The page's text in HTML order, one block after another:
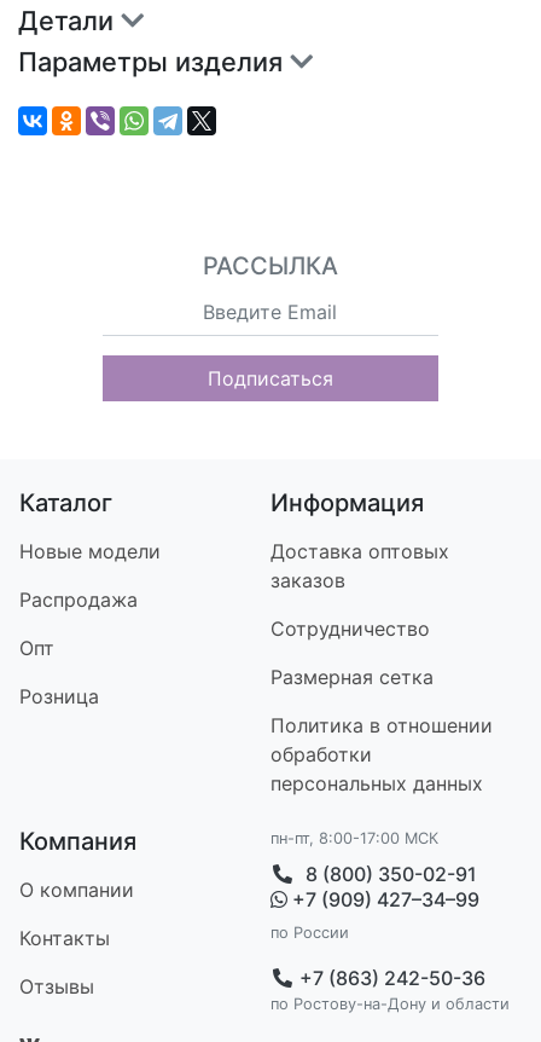
Детали
Параметры изделия
РАССЫЛКА
Подписаться
Каталог
Новые модели
Распродажа
Опт
Розница
Информация
Доставка оптовых
заказов
Сотрудничество
Размерная сетка
Политика в отношении
обработки
персональных данных
Компания
О компании
Контакты
Отзывы
пн-пт, 8:00-17:00 МСК
8 (800) 350-02-91
+7 (909) 427–34–99
по России
+7 (863) 242-50-36
по Ростову-на-Дону и области